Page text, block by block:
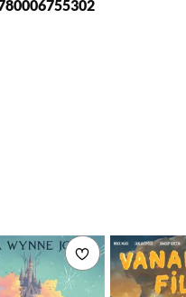
various villanous
bandits have their
own ideas. When
список желаемогоДобавить в